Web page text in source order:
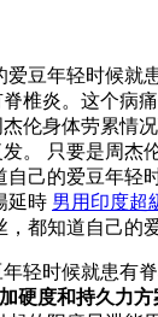
豆年轻时候就
椎炎。这个病
伦身体劳累情
。 只要是周杰
己的爱豆年轻
延時 男用印度超
都知道自己的
轻时候就患有
硬度和持久力方